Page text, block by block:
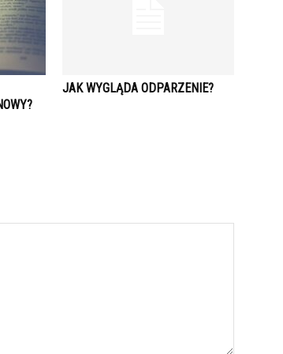
JAK WYGLĄDA ODPARZENIE?